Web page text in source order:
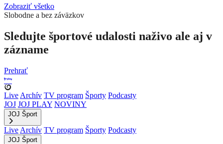
Zobraziť všetko
Slobodne a bez záväzkov
Sledujte športové udalosti naživo ale aj v
zázname
Prehrať
Live Archív TV program Športy Podcasty
JOJ JOJ PLAY NOVINY
JOJ Šport
Live Archív TV program Športy Podcasty
JOJ Šport